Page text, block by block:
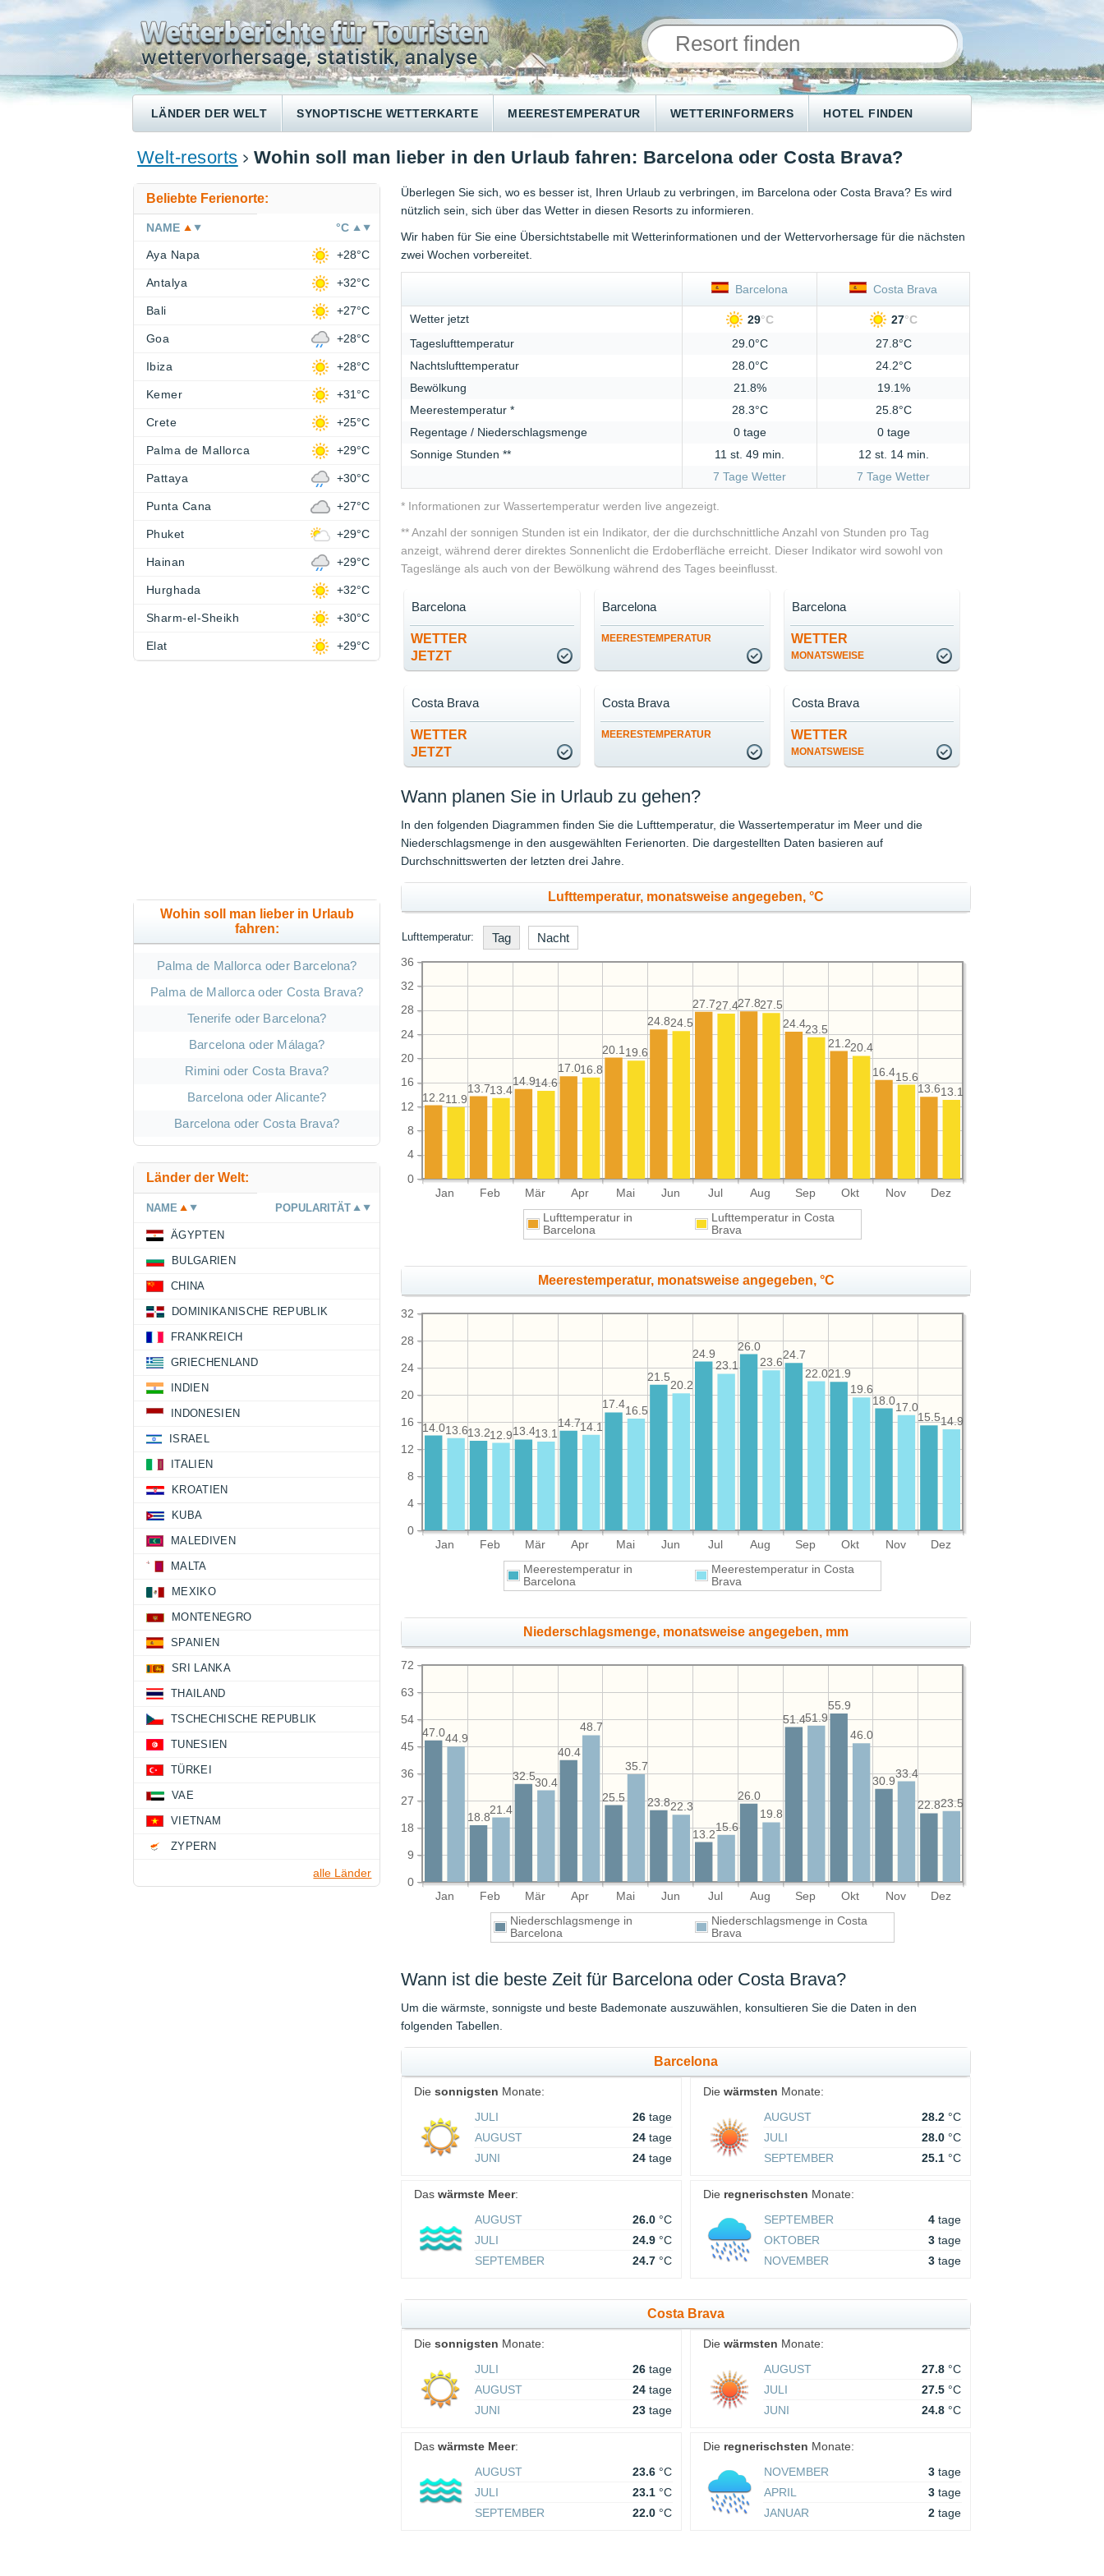
LÄNDER DER WELT SYNOPTISCHE WETTERKARTE MEERESTEMPERATUR WETTERINFORMERS HOTEL FINDEN
Welt-resorts Wohin soll man lieber in den Urlaub fahren: Barcelona oder Costa Brava?
Überlegen Sie sich, wo es besser ist, Ihren Urlaub zu verbringen, im Barcelona oder Costa Brava? Es wird
nützlich sein, sich über das Wetter in diesen Resorts zu informieren.
Wir haben für Sie eine Übersichtstabelle mit Wetterinformationen und der Wettervorhersage für die nächsten
zwei Wochen vorbereitet.
Barcelona Costa Brava
Wetter jetzt 29°C 27°C
Tageslufttemperatur
29.0°C
27.8°C
Nachtslufttemperatur
28.0°C
24.2°C
Bewölkung
21.8%
19.1%
Meerestemperatur *
28.3°C
25.8°C
Regentage / Niederschlagsmenge
0 tage
0 tage
Sonnige Stunden **
11 st. 49 min.
12 st. 14 min.
7 Tage Wetter
7 Tage Wetter
* Informationen zur Wassertemperatur werden live angezeigt.
** Anzahl der sonnigen Stunden ist ein Indikator, der die durchschnittliche Anzahl von Stunden pro Tag
anzeigt, während derer direktes Sonnenlicht die Erdoberfläche erreicht. Dieser Indikator wird sowohl von
Tageslänge als auch von der Bewölkung während des Tages beeinflusst.
WETTER
JETZT
Barcelona
MEERESTEMPERATUR
Barcelona
WETTER
MONATSWEISE
Barcelona
WETTER
JETZT
Costa Brava
MEERESTEMPERATUR
Costa Brava
WETTER
MONATSWEISE
Costa Brava
Wann planen Sie in Urlaub zu gehen?
In den folgenden Diagrammen finden Sie die Lufttemperatur, die Wassertemperatur im Meer und die
Niederschlagsmenge in den ausgewählten Ferienorten. Die dargestellten Daten basieren auf
Durchschnittswerten der letzten drei Jahre.
Lufttemperatur, monatsweise angegeben, °C
Lufttemperatur: Tag Nacht
Jan Feb Mär Apr Mai Jun Jul Aug Sep Okt Nov Dez
0
4
8
12
16
20
24
28
32
36
13.6
16.4
21.2
24.4
27.8
27.7
24.8
20.1
17.0
14.9
13.7
12.2 13.1
15.6
20.4
23.5
27.5
27.4
24.5
19.6
16.8
14.6
13.4
11.9
Lufttemperatur in
Barcelona
Lufttemperatur in Costa
Brava
Meerestemperatur, monatsweise angegeben, °C
Jan Feb Mär Apr Mai Jun Jul Aug Sep Okt Nov Dez
0
4
8
12
16
20
24
28
32
15.5
18.0
21.9
24.7
26.0
24.9
21.5
17.4
14.7
13.4
13.2
14.0 14.9
17.0
19.6
22.0
23.6
23.1
20.2
16.5
14.1
13.1
12.9
13.6
Meerestemperatur in
Barcelona
Meerestemperatur in Costa
Brava
Niederschlagsmenge, monatsweise angegeben, mm
Jan Feb Mär Apr Mai Jun Jul Aug Sep Okt Nov Dez
0
9
18
27
36
45
54
63
72
22.8
30.9
55.9
51.4
26.0
13.2
23.8
25.5
40.4
32.5
18.8
47.0
23.5
33.4
46.0
51.9
19.8
15.6
22.3
35.7
48.7
30.4
21.4
44.9
Niederschlagsmenge in
Barcelona
Niederschlagsmenge in Costa
Brava
Wann ist die beste Zeit für Barcelona oder Costa Brava?
Um die wärmste, sonnigste und beste Bademonate auszuwählen, konsultieren Sie die Daten in den
folgenden Tabellen.
Barcelona
Diesonnigsten Monate:
JULI
26 tage
AUGUST
24 tage
JUNI
24 tage
Diewärmsten Monate:
AUGUST
28.2 °C
JULI
28.0 °C
SEPTEMBER
25.1 °C
Daswärmste Meer:
AUGUST
26.0 °C
JULI
24.9 °C
SEPTEMBER
24.7 °C
Die regnerischsten Monate:
SEPTEMBER
4 tage
OKTOBER
3 tage
NOVEMBER
3 tage
Costa Brava
Diesonnigsten Monate:
JULI
26 tage
AUGUST
24 tage
JUNI
23 tage
Diewärmsten Monate:
AUGUST
27.8 °C
JULI
27.5 °C
JUNI
24.8 °C
Daswärmste Meer:
AUGUST
23.6 °C
JULI
23.1 °C
SEPTEMBER
22.0 °C
Die regnerischsten Monate:
NOVEMBER
3 tage
APRIL
3 tage
JANUAR
2 tage
Beliebte Ferienorte:
NAME °C
Aya Napa +28°C
Antalya +32°C
Bali +27°C
Goa +28°C
Ibiza +28°C
Kemer +31°C
Crete +25°C
Palma de Mallorca +29°C
Pattaya +30°C
Punta Cana +27°C
Phuket +29°C
Hainan +29°C
Hurghada +32°C
Sharm-el-Sheikh +30°C
Elat +29°C
Wohin soll man lieber in Urlaub
fahren:
Palma de Mallorca oder Barcelona?
Palma de Mallorca oder Costa Brava?
Tenerife oder Barcelona?
Barcelona oder Málaga?
Rimini oder Costa Brava?
Barcelona oder Alicante?
Barcelona oder Costa Brava?
Länder der Welt:
NAME POPULARITÄT
ÄGYPTEN
BULGARIEN
CHINA
DOMINIKANISCHE REPUBLIK
FRANKREICH
GRIECHENLAND
INDIEN
INDONESIEN
ISRAEL
ITALIEN
KROATIEN
KUBA
MALEDIVEN
MALTA
MEXIKO
MONTENEGRO
SPANIEN
SRI LANKA
THAILAND
TSCHECHISCHE REPUBLIK
TUNESIEN
TÜRKEI
VAE
VIETNAM
ZYPERN
alle Länder